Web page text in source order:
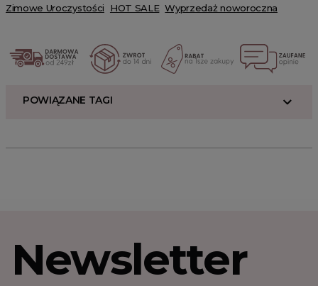
Zimowe Uroczystości
HOT SALE Wyprzedaż noworoczna
POWIĄZANE TAGI
Newsletter